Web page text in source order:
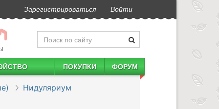
Зарегистрироваться Войти
ПОКУПКИ ФОРУМ
Нидуляриум